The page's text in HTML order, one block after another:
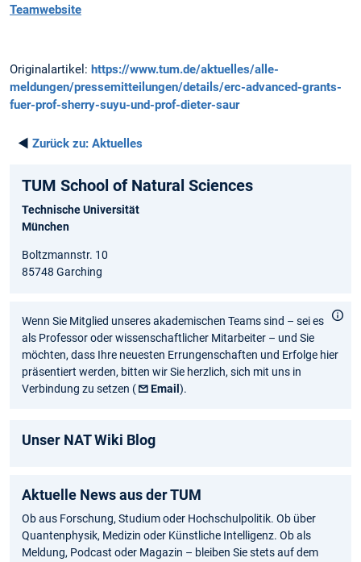
Teamwebsite
Originalartikel: https://www.tum.de/aktuelles/alle-
meldungen/pressemitteilungen/details/erc-advanced-grants-
fuer-prof-sherry-suyu-und-prof-dieter-saur
◄ Zurück zu: Aktuelles
TUM School of Natural Sciences
Technische Universität
München
Boltzmannstr. 10
85748 Garching
Wenn Sie Mitglied unseres akademischen Teams sind – sei es
als Professor oder wissenschaftlicher Mitarbeiter – und Sie
möchten, dass Ihre neuesten Errungenschaften und Erfolge hier
präsentiert werden, bitten wir Sie herzlich, sich mit uns in
Verbindung zu setzen (
Email).
Unser NAT Wiki Blog
Aktuelle News aus der TUM
Ob aus Forschung, Studium oder Hochschulpolitik. Ob über
Quantenphysik, Medizin oder Künstliche Intelligenz. Ob als
Meldung, Podcast oder Magazin – bleiben Sie stets auf dem